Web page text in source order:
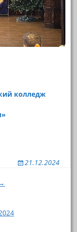
колледж
21.12.2024